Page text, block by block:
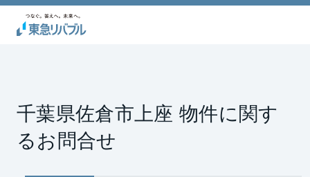
千葉県佐倉市上座 物件に関す
るお問合せ